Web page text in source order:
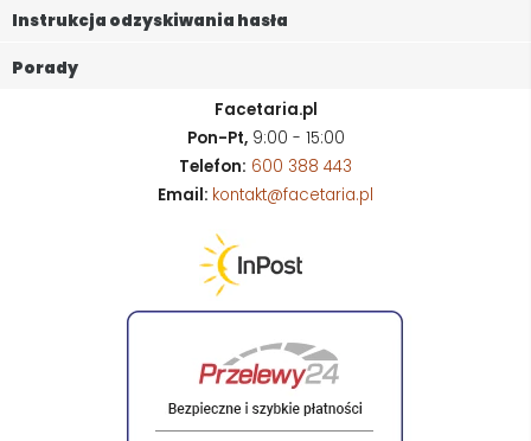
Instrukcja odzyskiwania hasła
Porady
Facetaria.pl
Pon-Pt,9:00 - 15:00
Telefon: 600 388 443
Email: kontakt@facetaria.pl